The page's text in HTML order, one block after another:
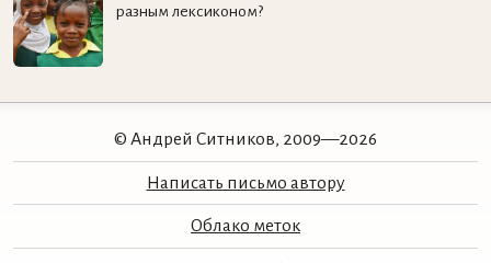
разным лексиконом?
© Андрей Ситников, 2009—2026
Написать письмо автору
Облако меток